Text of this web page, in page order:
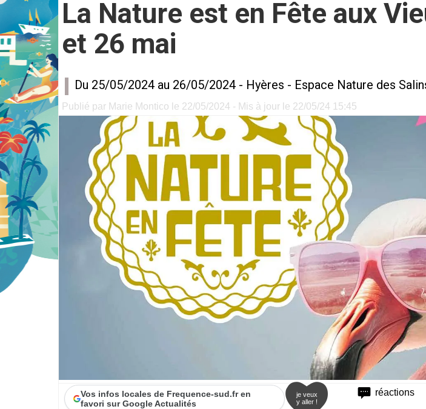
La Nature est en Fête aux
et 26 mai
Du 25/05/2024 au 26/05/2024 - Hyères - Espace Nature des
Publié par Marie Montico le 22/05/2024 - Mis à jour le 22/05/24 15:45
réactions
Vos infos locales de Frequence-sud.fr en
favori sur Google Actualités
je veux
y aller !